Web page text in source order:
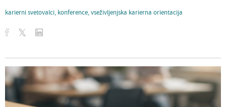
karierni svetovalci, konference,vseživljenjska karierna orientacija